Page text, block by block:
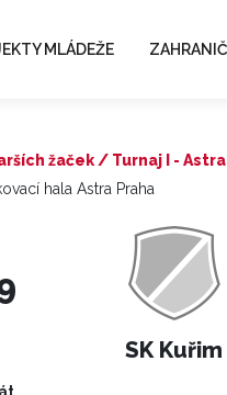
MLÁDEŽE
žaček / Turnaj I - Astra
hala Astra Praha
SK Kuřim